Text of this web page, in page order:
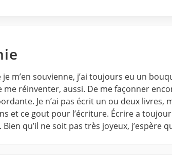
m’en souvienne, j’ai toujours eu un
me réinventer, aussi. De me façonner
Je n’ai pas écrit un ou deux
et ce gout pour l’écriture. Écrire a
qu’il ne soit pas très joyeux, j’espère